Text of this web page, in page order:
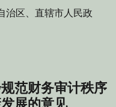
治区、直辖市人民政
范财务审计秩序
展的意见